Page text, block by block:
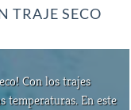
TRAJE SECO
Con los trajes
temperaturas. En este